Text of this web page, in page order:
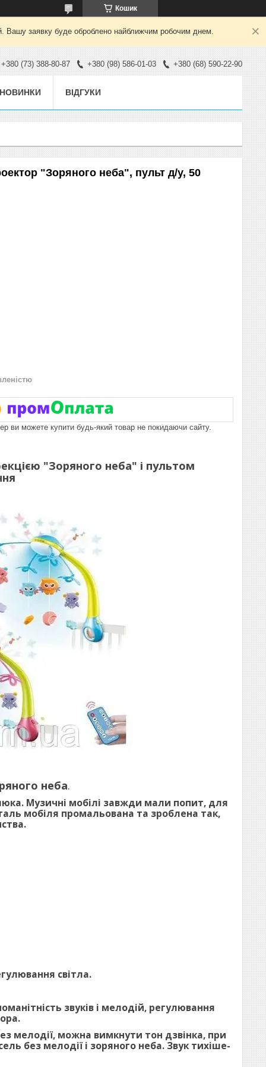
Кошик
Вашу заявку буде оброблено найближчим робочим днем.
+380 (73) 388-80-87 +380 (98) 586-01-03 +380 (68) 590-22-90
НОВИНКИ ВІДГУКИ
"Зоряного неба", пульт д/у, 50
ви можете купити будь-який товар не покидаючи сайту.
"Зоряного неба" і пультом
неба.
Музичні мобілі завжди мали попит, для
мобіля промальована та зроблена так,
світла.
звуків і мелодій, регулювання
мелодії, можна вимкнути тон дзвінка, при
без мелодії і зоряного неба. Звук тихіше-